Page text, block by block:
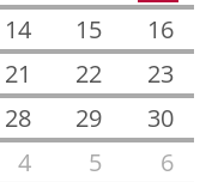
14 15
16
21 22
23
28 29
30
4 5 6